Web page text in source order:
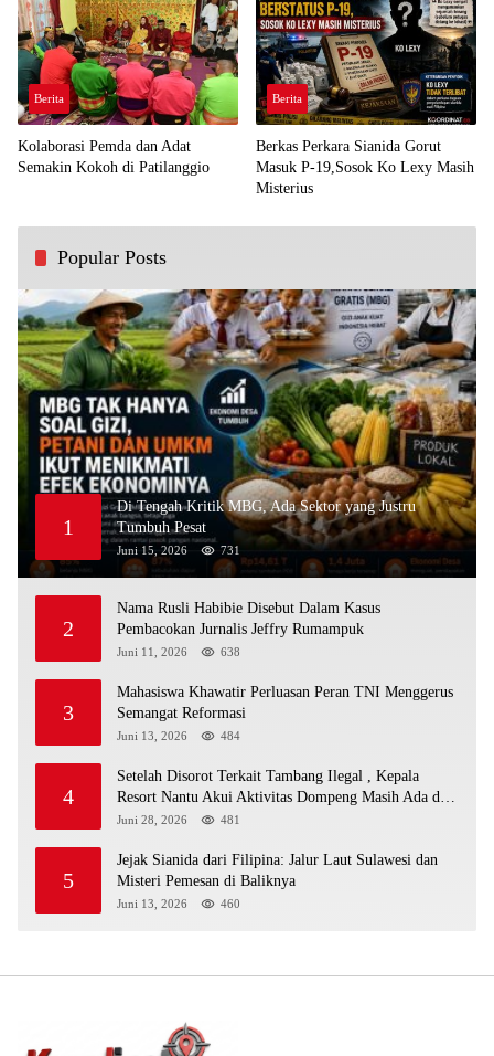
Berita
Kolaborasi Pemda dan Adat
Semakin Kokoh di Patilanggio
Berita
Berkas Perkara Sianida Gorut
Masuk P-19,Sosok Ko Lexy Masih
Misterius
Popular Posts
1
Di Tengah Kritik MBG, Ada Sektor yang Justru
Tumbuh Pesat
Juni 15, 2026 731
2
Nama Rusli Habibie Disebut Dalam Kasus
Pembacokan Jurnalis Jeffry Rumampuk
Juni 11, 2026 638
3
Mahasiswa Khawatir Perluasan Peran TNI Menggerus
Semangat Reformasi
Juni 13, 2026 484
4
Setelah Disorot Terkait Tambang Ilegal , Kepala
Resort Nantu Akui Aktivitas Dompeng Masih Ada di
Kawasan Konservasi
Juni 28, 2026 481
5
Jejak Sianida dari Filipina: Jalur Laut Sulawesi dan
Misteri Pemesan di Baliknya
Juni 13, 2026 460